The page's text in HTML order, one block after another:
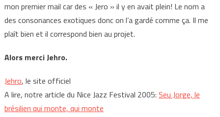
mon premier mail car des « Jero » il y en avait plein! Le nom a
des consonances exotiques donc on l’a gardé comme ça. Il me
plaît bien et il correspond bien au projet.
Alors merci Jehro.
Jehro, le site officiel
A lire, notre article du Nice Jazz Festival 2005: Seu Jorge, le
brésilien qui monte, qui monte